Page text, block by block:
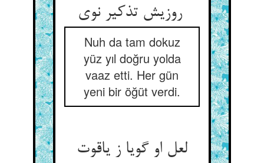
روزیش تذکیر نوی
Nuh da tam dokuz
yüz yıl doğru yolda
vaaz etti. Her gün
yeni bir öğüt verdi.
لعل او گویا ز یاقوت